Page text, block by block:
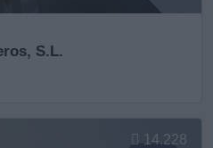
S.L.
14.228